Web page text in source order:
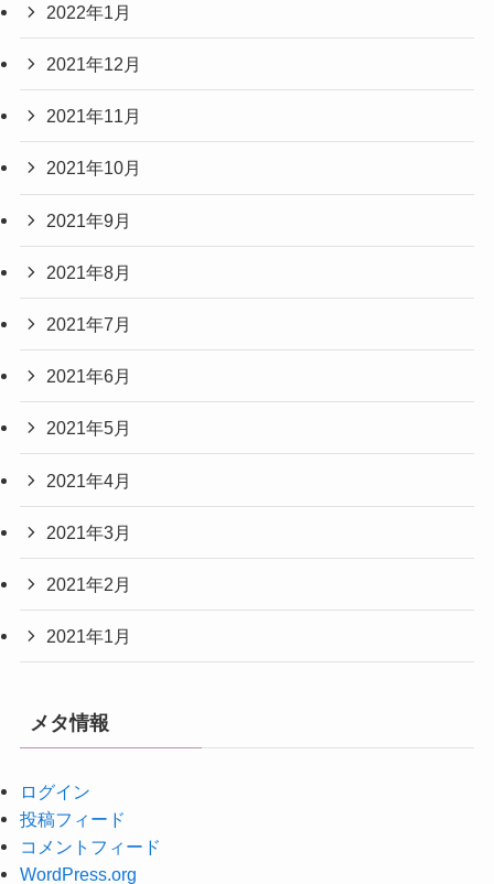
2022年1月
2021年12月
2021年11月
2021年10月
2021年9月
2021年8月
2021年7月
2021年6月
2021年5月
2021年4月
2021年3月
2021年2月
2021年1月
メタ情報
ログイン
投稿フィード
コメントフィード
WordPress.org